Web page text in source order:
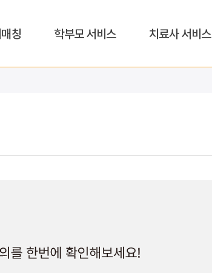
칭 학부모 서비스 치료사 서비스